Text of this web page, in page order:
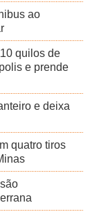
ao
quilos de
e prende
e deixa
quatro tiros